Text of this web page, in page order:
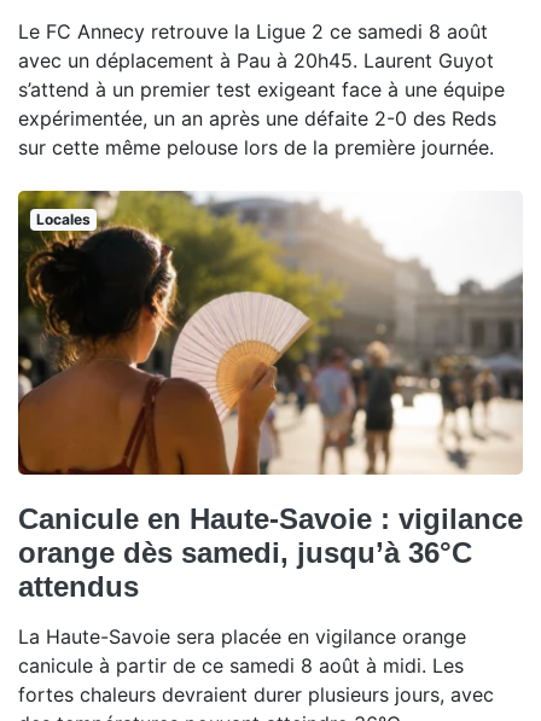
Le FC Annecy retrouve la Ligue 2 ce samedi 8 août
avec un déplacement à Pau à 20h45. Laurent Guyot
s’attend à un premier test exigeant face à une équipe
expérimentée, un an après une défaite 2-0 des Reds
sur cette même pelouse lors de la première journée.
Locales
Canicule en Haute-Savoie : vigilance
orange dès samedi, jusqu’à 36°C
attendus
La Haute-Savoie sera placée en vigilance orange
canicule à partir de ce samedi 8 août à midi. Les
fortes chaleurs devraient durer plusieurs jours, avec